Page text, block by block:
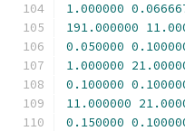
1.000000
191.000000
0.050000
1.000000
0.100000
11.000000
0.150000